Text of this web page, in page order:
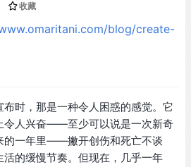
收藏
blog/create-
时，那是一种令人困惑的感觉。它
令人兴奋——至少可以说是一次新奇
的一年里——撇开创伤和死亡不谈
的缓慢节奏。但现在，几乎一年